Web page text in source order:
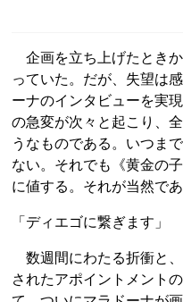
企画を立ち上げたとき
っていた。だが、失望は
ーナのインタビューを実
の急変が次々と起こり、
うなものである。いつま
ない。それでも《黄金の
に値する。それが当然で
「ディエゴに繋ぎます」
数週間にわたる折衝と
されたアポイントメント